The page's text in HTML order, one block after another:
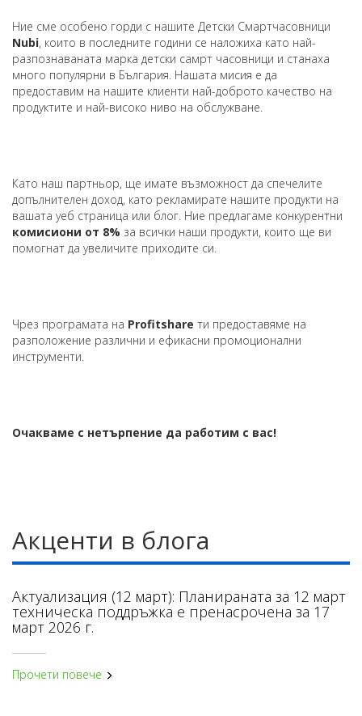
Ние сме особено горди с нашите Детски Смартчасовници
Nubi, които в последните години се наложиха като най-
разпознаваната марка детски самрт часовници и станаха
много популярни в България. Нашата мисия е да
предоставим на нашите клиенти най-доброто качество на
продуктите и най-високо ниво на обслужване.
Като наш партньор, ще имате възможност да спечелите
допълнителен доход, като рекламирате нашите продукти на
вашата уеб страница или блог. Ние предлагаме конкурентни
комисиони от 8% за всички наши продукти, които ще ви
помогнат да увеличите приходите си.
Чрез програмата на Profitshare ти предоставяме на
разположение различни и ефикасни промоционални
инструменти.
Очакваме с нетърпение да работим с вас!
Акценти в блога
Актуализация (12 март): Планираната за 12 март
техническа поддръжка е пренасрочена за 17
март 2026 г.
Прочети повече